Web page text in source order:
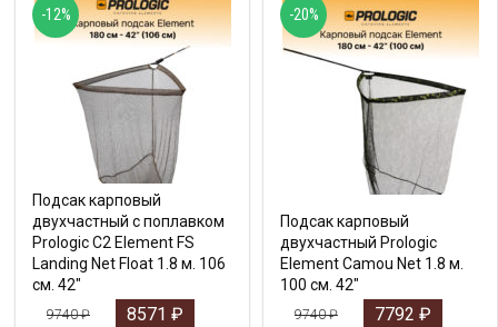
Подсак карповый
двухчастный с поплавком
Prologic C2 Element FS
Landing Net Float 1.8 м. 106
см. 42″
9740₽ 8571 ₽
-12%
Подсак карповый
двухчастный Prologic
Element Camou Net 1.8 м.
100 см. 42″
9740₽ 7792 ₽
-20%